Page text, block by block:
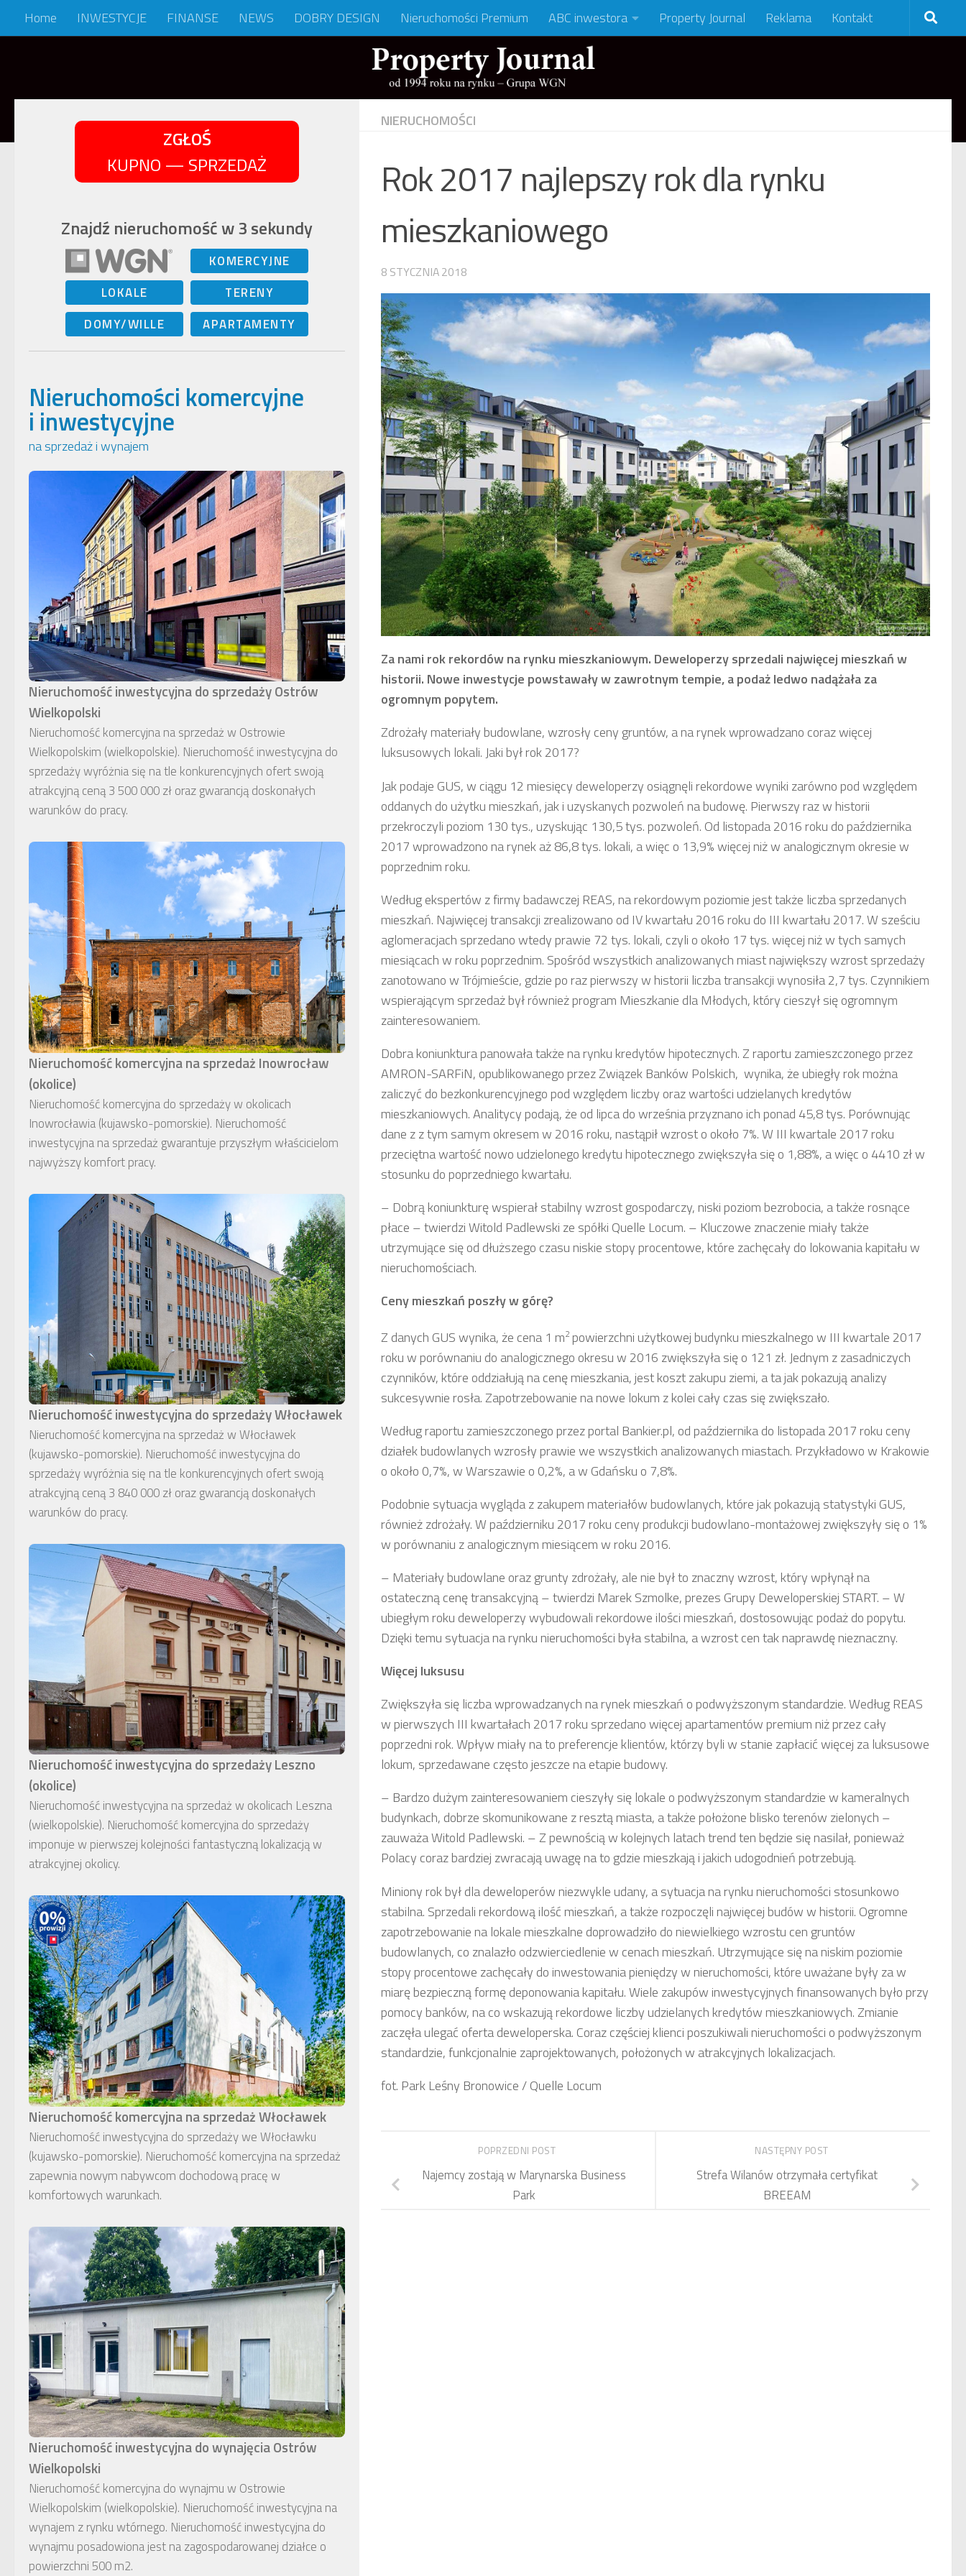
Skip to content
Home INWESTYCJE FINANSE NEWS DOBRY DESIGN Nieruchomości Premium ABC inwestora Property Journal Reklama Kontakt
NIERUCHOMOŚCI
Rok 2017 najlepszy rok dla rynku
mieszkaniowego
8 STYCZNIA 2018
Za nami rok rekordów na rynku mieszkaniowym. Deweloperzy sprzedali najwięcej mieszkań w
historii. Nowe inwestycje powstawały w zawrotnym tempie, a podaż ledwo nadążała za
ogromnym popytem.
Zdrożały materiały budowlane, wzrosły ceny gruntów, a na rynek wprowadzano coraz więcej
luksusowych lokali. Jaki był rok 2017?
Jak podaje GUS, w ciągu 12 miesięcy deweloperzy osiągnęli rekordowe wyniki zarówno pod względem
oddanych do użytku mieszkań, jak i uzyskanych pozwoleń na budowę. Pierwszy raz w historii
przekroczyli poziom 130 tys., uzyskując 130,5 tys. pozwoleń. Od listopada 2016 roku do października
2017 wprowadzono na rynek aż 86,8 tys. lokali, a więc o 13,9% więcej niż w analogicznym okresie w
poprzednim roku.
Według ekspertów z firmy badawczej REAS, na rekordowym poziomie jest także liczba sprzedanych
mieszkań. Najwięcej transakcji zrealizowano od IV kwartału 2016 roku do III kwartału 2017. W sześciu
aglomeracjach sprzedano wtedy prawie 72 tys. lokali, czyli o około 17 tys. więcej niż w tych samych
miesiącach w roku poprzednim. Spośród wszystkich analizowanych miast największy wzrost sprzedaży
zanotowano w Trójmieście, gdzie po raz pierwszy w historii liczba transakcji wynosiła 2,7 tys. Czynnikiem
wspierającym sprzedaż był również program Mieszkanie dla Młodych, który cieszył się ogromnym
zainteresowaniem.
Dobra koniunktura panowała także na rynku kredytów hipotecznych. Z raportu zamieszczonego przez
AMRON-SARFiN, opublikowanego przez Związek Banków Polskich, wynika, że ubiegły rok można
zaliczyć do bezkonkurencyjnego pod względem liczby oraz wartości udzielanych kredytów
mieszkaniowych. Analitycy podają, że od lipca do września przyznano ich ponad 45,8 tys. Porównując
dane z z tym samym okresem w 2016 roku, nastąpił wzrost o około 7%. W III kwartale 2017 roku
przeciętna wartość nowo udzielonego kredytu hipotecznego zwiększyła się o 1,88%, a więc o 4410 zł w
stosunku do poprzedniego kwartału.
– Dobrą koniunkturę wspierał stabilny wzrost gospodarczy, niski poziom bezrobocia, a także rosnące
płace – twierdzi Witold Padlewski ze spółki Quelle Locum. – Kluczowe znaczenie miały także
utrzymujące się od dłuższego czasu niskie stopy procentowe, które zachęcały do lokowania kapitału w
nieruchomościach.
Ceny mieszkań poszły w górę?
Z danych GUS wynika, że cena 1 m2 powierzchni użytkowej budynku mieszkalnego w III kwartale 2017
roku w porównaniu do analogicznego okresu w 2016 zwiększyła się o 121 zł. Jednym z zasadniczych
czynników, które oddziałują na cenę mieszkania, jest koszt zakupu ziemi, a ta jak pokazują analizy
sukcesywnie rosła. Zapotrzebowanie na nowe lokum z kolei cały czas się zwiększało.
Według raportu zamieszczonego przez portal Bankier.pl, od października do listopada 2017 roku ceny
działek budowlanych wzrosły prawie we wszystkich analizowanych miastach. Przykładowo w Krakowie
o około 0,7%, w Warszawie o 0,2%, a w Gdańsku o 7,8%.
Podobnie sytuacja wygląda z zakupem materiałów budowlanych, które jak pokazują statystyki GUS,
również zdrożały. W październiku 2017 roku ceny produkcji budowlano-montażowej zwiększyły się o 1%
w porównaniu z analogicznym miesiącem w roku 2016.
– Materiały budowlane oraz grunty zdrożały, ale nie był to znaczny wzrost, który wpłynął na
ostateczną cenę transakcyjną – twierdzi Marek Szmolke, prezes Grupy Deweloperskiej START. – W
ubiegłym roku deweloperzy wybudowali rekordowe ilości mieszkań, dostosowując podaż do popytu.
Dzięki temu sytuacja na rynku nieruchomości była stabilna, a wzrost cen tak naprawdę nieznaczny.
Więcej luksusu
Zwiększyła się liczba wprowadzanych na rynek mieszkań o podwyższonym standardzie. Według REAS
w pierwszych III kwartałach 2017 roku sprzedano więcej apartamentów premium niż przez cały
poprzedni rok. Wpływ miały na to preferencje klientów, którzy byli w stanie zapłacić więcej za luksusowe
lokum, sprzedawane często jeszcze na etapie budowy.
– Bardzo dużym zainteresowaniem cieszyły się lokale o podwyższonym standardzie w kameralnych
budynkach, dobrze skomunikowane z resztą miasta, a także położone blisko terenów zielonych –
zauważa Witold Padlewski. – Z pewnością w kolejnych latach trend ten będzie się nasilał, ponieważ
Polacy coraz bardziej zwracają uwagę na to gdzie mieszkają i jakich udogodnień potrzebują.
Miniony rok był dla deweloperów niezwykle udany, a sytuacja na rynku nieruchomości stosunkowo
stabilna. Sprzedali rekordową ilość mieszkań, a także rozpoczęli najwięcej budów w historii. Ogromne
zapotrzebowanie na lokale mieszkalne doprowadziło do niewielkiego wzrostu cen gruntów
budowlanych, co znalazło odzwierciedlenie w cenach mieszkań. Utrzymujące się na niskim poziomie
stopy procentowe zachęcały do inwestowania pieniędzy w nieruchomości, które uważane były za w
miarę bezpieczną formę deponowania kapitału. Wiele zakupów inwestycyjnych finansowanych było przy
pomocy banków, na co wskazują rekordowe liczby udzielanych kredytów mieszkaniowych. Zmianie
zaczęła ulegać oferta deweloperska. Coraz częściej klienci poszukiwali nieruchomości o podwyższonym
standardzie, funkcjonalnie zaprojektowanych, położonych w atrakcyjnych lokalizacjach.
fot. Park Leśny Bronowice / Quelle Locum
NASTĘPNY POST
Strefa Wilanów otrzymała certyfikat
BREEAM
POPRZEDNI POST
Najemcy zostają w Marynarska Business
Park
ZGŁOŚ
KUPNO — SPRZEDAŻ
Znajdź nieruchomość w 3 sekundy
KOMERCYJNE
LOKALE
TERENY
DOMY/WILLE
APARTAMENTY
Nieruchomości komercyjne
i inwestycyjne
na sprzedaż i wynajem
Nieruchomość inwestycyjna do sprzedaży Ostrów
Wielkopolski
Nieruchomość komercyjna na sprzedaż w Ostrowie
Wielkopolskim (wielkopolskie). Nieruchomość inwestycyjna do
sprzedaży wyróżnia się na tle konkurencyjnych ofert swoją
atrakcyjną ceną 3 500 000 zł oraz gwarancją doskonałych
warunków do pracy.
Nieruchomość komercyjna na sprzedaż Inowrocław
(okolice)
Nieruchomość komercyjna do sprzedaży w okolicach
Inowrocławia (kujawsko-pomorskie). Nieruchomość
inwestycyjna na sprzedaż gwarantuje przyszłym właścicielom
najwyższy komfort pracy.
Nieruchomość inwestycyjna do sprzedaży Włocławek
Nieruchomość komercyjna na sprzedaż w Włocławek
(kujawsko-pomorskie). Nieruchomość inwestycyjna do
sprzedaży wyróżnia się na tle konkurencyjnych ofert swoją
atrakcyjną ceną 3 840 000 zł oraz gwarancją doskonałych
warunków do pracy.
Nieruchomość inwestycyjna do sprzedaży Leszno
(okolice)
Nieruchomość inwestycyjna na sprzedaż w okolicach Leszna
(wielkopolskie). Nieruchomość komercyjna do sprzedaży
imponuje w pierwszej kolejności fantastyczną lokalizacją w
atrakcyjnej okolicy.
Nieruchomość komercyjna na sprzedaż Włocławek
Nieruchomość inwestycyjna do sprzedaży we Włocławku
(kujawsko-pomorskie). Nieruchomość komercyjna na sprzedaż
zapewnia nowym nabywcom dochodową pracę w
komfortowych warunkach.
Nieruchomość inwestycyjna do wynajęcia Ostrów
Wielkopolski
Nieruchomość komercyjna do wynajmu w Ostrowie
Wielkopolskim (wielkopolskie). Nieruchomość inwestycyjna na
wynajem z rynku wtórnego. Nieruchomość inwestycyjna do
wynajmu posadowiona jest na zagospodarowanej działce o
powierzchni 500 m2.